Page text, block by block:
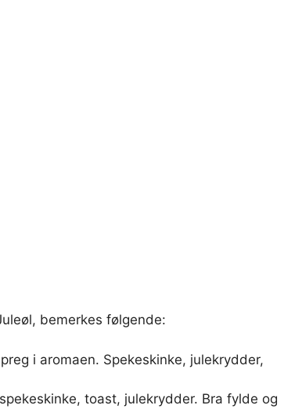
bemerkes følgende:
i aromaen. Spekeskinke, julekrydder,
toast, julekrydder. Bra fylde og